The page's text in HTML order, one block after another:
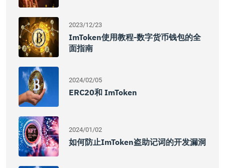
2023/12/23
ImToken使用教程-数字货币钱包的全
面指南
2024/02/05
ERC20和 ImToken
2024/01/02
如何防止imToken盗助记词的开发漏洞